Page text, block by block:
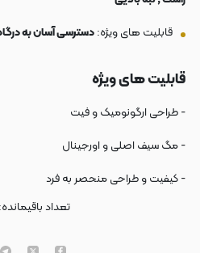
قابلیت های ویژه:دسترسی آسان به
قابلیت های ویژه
- طراحی ارگونومیک و فیت
- مگ سیف اصلی و اورجینال
- کیفیت و طراحی منحصر به فرد
تعداد باقیمانده: